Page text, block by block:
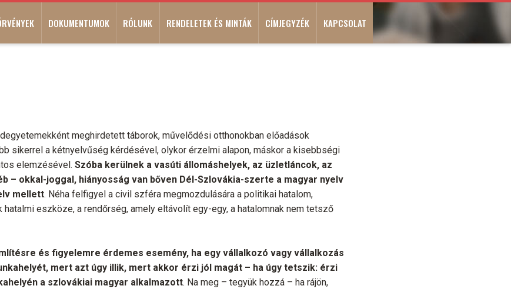
DOKUMENTUMOK RÓLUNK RENDELETEK ÉS MINTÁK CÍMJEGYZÉK KAPCSOLAT
meghirdetett táborok, művelődési otthonokban előadások
sikerrel a kétnyelvűség kérdésével, olykor érzelmi alapon, máskor a kisebbségi
elemzésével. Szóba kerülnek a vasúti állomáshelyek, az üzletláncok, az
– okkal-joggal, hiányosság van bőven Dél-Szlovákia-szerte a magyar nyelv
mellett. Néha felfigyel a civil szféra megmozdulására a politikai hatalom,
eszköze, a rendőrség, amely eltávolít egy-egy, a hatalomnak nem tetsző
és figyelemre érdemes esemény, ha egy vállalkozó vagy vállalkozás
mert azt úgy illik, mert akkor érzi jól magát – ha úgy tetszik: érzi
a szlovákiai magyar alkalmazott. Na meg – tegyük hozzá – ha rájön,